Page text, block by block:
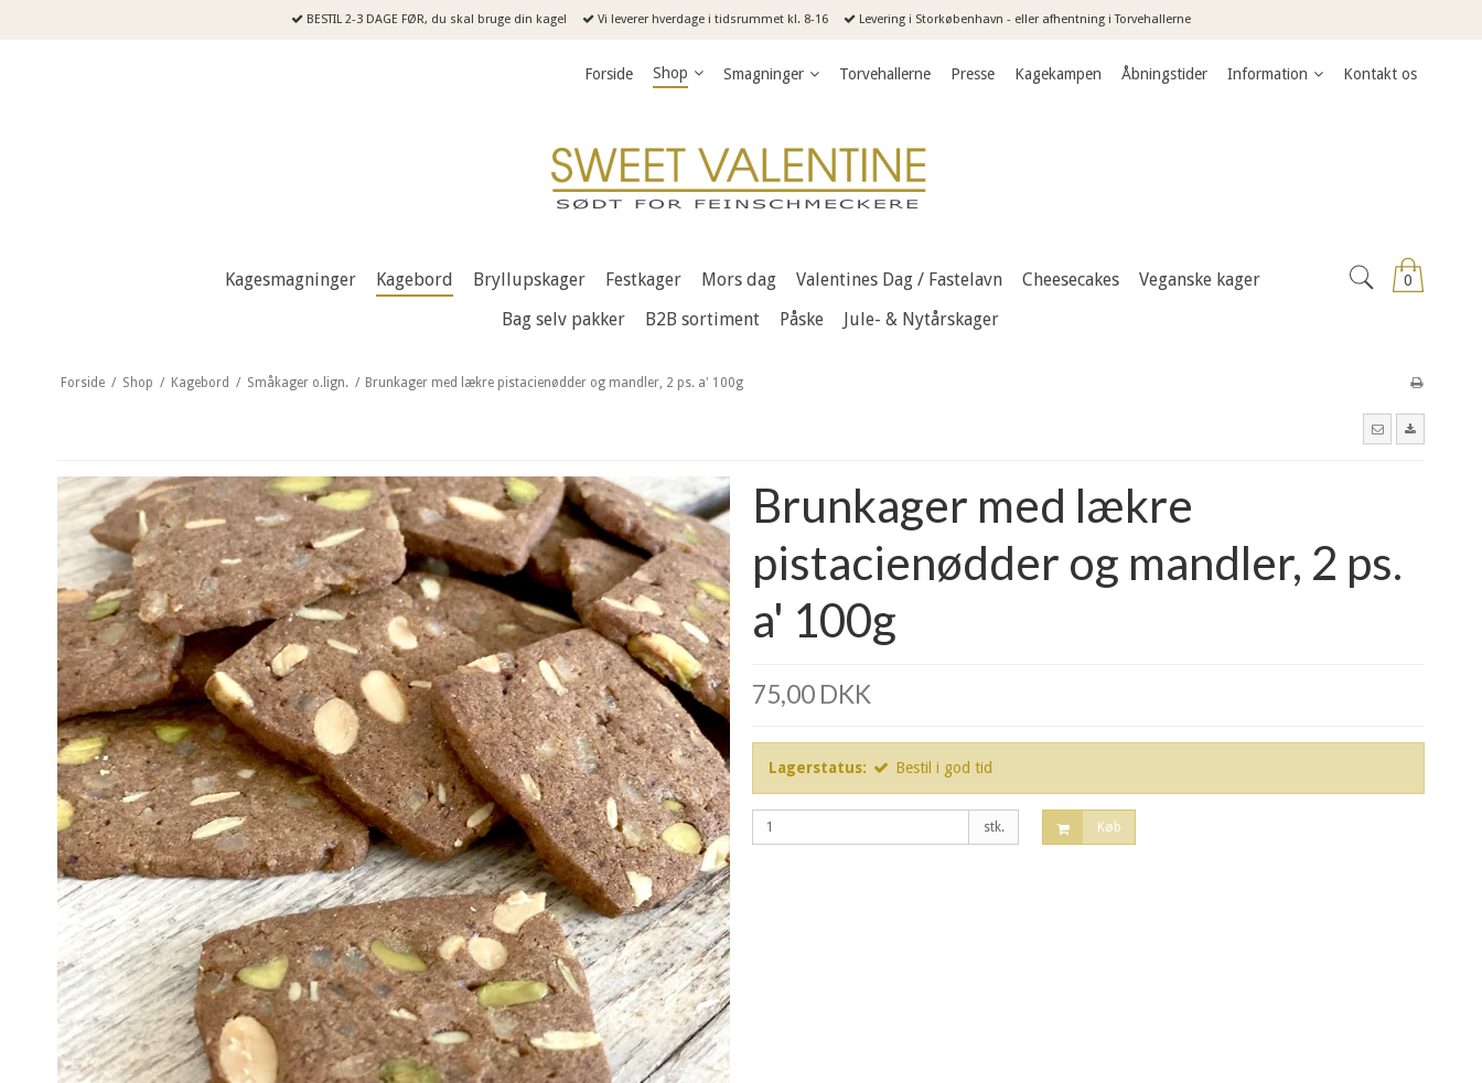
BESTIL 2-3 DAGE FØR, du skal bruge din kage! Vi leverer hverdage i tidsrummet kl. 8-16 Levering i Storkøbenhavn - eller afhentning i Torvehallerne
Forside Shop Smagninger Torvehallerne Presse Kagekampen Åbningstider Information Kontakt os
0
Kagesmagninger Kagebord Bryllupskager Festkager Mors dag Valentines Dag / Fastelavn Cheesecakes
Veganske kager
Bag selv pakker
B2B sortiment Påske Jule- & Nytårskager
Forside / Shop / Kagebord / Småkager o.lign. / Brunkager med lækre pistacienødder og mandler, 2 ps. a' 100g
Brunkager med lækre
pistacienødder og mandler, 2 ps.
a' 100g
75,00 DKK
Lagerstatus: Bestil i god tid
stk. Køb